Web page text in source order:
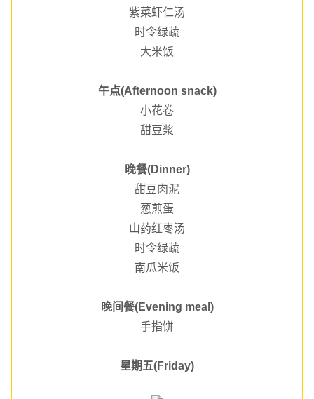
紫菜虾仁汤
时令绿蔬
大米饭
午点(Afternoon snack)
小花卷
甜豆浆
晚餐(Dinner)
甜豆肉泥
葱煎蛋
山药红枣汤
时令绿蔬
南瓜米饭
晚间餐(Evening meal)
手指饼
星期五(Friday)